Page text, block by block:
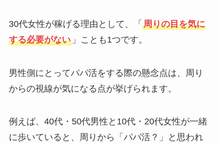
30代女性が稼げる理由として、「 周りの目を気に
する必要がない」ことも1つです。
男性側にとってパパ活をする際の懸念点は、周り
からの視線が気になる点が挙げられます。
例えば、40代・50代男性と10代・20代女性が一緒
に歩いていると、周りから「パパ活？」と思われ